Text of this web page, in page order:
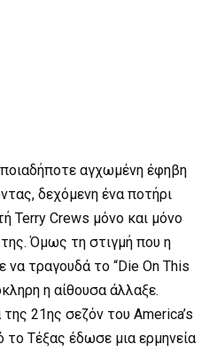
αγχωμένη έφηβη
δεχόμενη ένα ποτήρι
Terry Crews μόνο και μόνο
Όμως τη στιγμή που η
να τραγουδά το “Die On This
η αίθουσα άλλαξε.
21ης σεζόν του America’s
το Τέξας έδωσε μια ερμηνεία